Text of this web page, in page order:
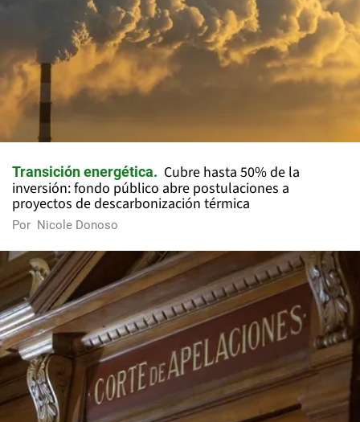
Transición energética
Cubre hasta 50% de la
inversión: fondo público abre postulaciones a
proyectos de descarbonización térmica
Por Nicole Donoso